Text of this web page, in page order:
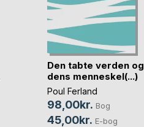
Den tabte verden og
dens menneskel(...)
Poul Ferland
98,00kr. Bog
45,00kr. E-bog